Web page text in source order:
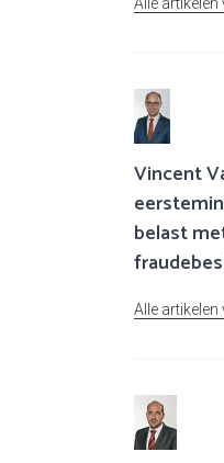
Vincent
belast
Alle artikelen